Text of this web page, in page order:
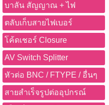
บาลัน สัญญาณ + ไฟ
ตลับเก็บสายไฟเบอร์
โค้ดเชอร์ Closure
AV Switch Splitter
หัวต่อ BNC / FTYPE / อื่นๆ
สายสำเร็จรูปต่ออุปกรณ์